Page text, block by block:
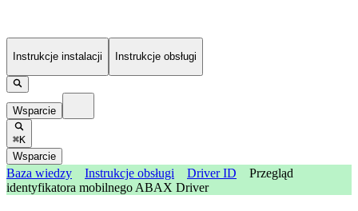
Instrukcje instalacji Instrukcje obsługi
Wsparcie
⌘K
Wsparcie
Baza wiedzy Instrukcje obsługi Driver ID
Przegląd
identyfikatora mobilnego ABAX Driver